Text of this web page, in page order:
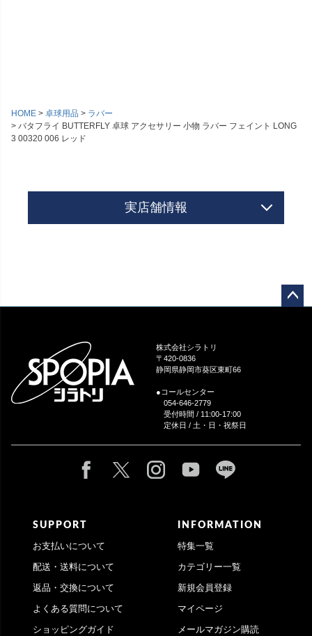
HOME 卓球用品
ラバー
バタフライ BUTTERFLY 卓球 アクセサリー 小物 ラバー フェイント LONG
3 00320 006 レッド
実店舗情報
株式会社シラトリ
〒420-0836
静岡県静岡市葵区東町66
●コールセンター
054-646-2779
受付時間 / 11:00-17:00
定休日 / 土・日・祝祭日
SUPPORT
お支払いについて
配送・送料について
返品・交換について
よくある質問について
ショッピングガイド
INFORMATION
特集一覧
カテゴリー一覧
新規会員登録
マイページ
メールマガジン購読